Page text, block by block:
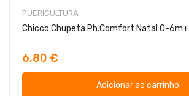
PUERICULTURA
Chicco Chupeta Ph.Comfort Natal 0-6m+
6,80 €
Adicionar ao carrinho